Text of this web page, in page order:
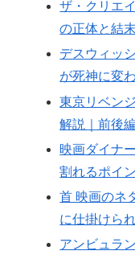
ザ・クリエ
の正体と結
デスウィッ
が死神に変
東京リベン
解説｜前後
映画ダイナ
割れるポイ
首 映画のネ
に仕掛けら
アンビュラ